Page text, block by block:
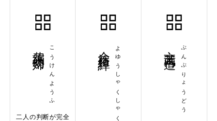
こうけんようふ
二人の判断が完全
よゆうしゃくしゃく ぶんぶりょうどう